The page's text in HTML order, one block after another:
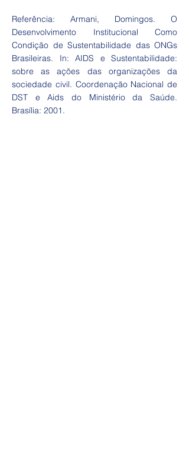
Referência: Armani, Domingos. O
Desenvolvimento Institucional Como
Condição de Sustentabilidade das ONGs
Brasileiras. In: AIDS e Sustentabilidade:
sobre as ações das organizações da
sociedade civil. Coordenação Nacional de
DST e Aids do Ministério da Saúde.
Brasília: 2001.